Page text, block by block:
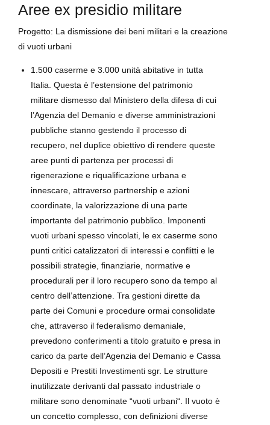
Aree ex presidio militare
Progetto: La dismissione dei beni militari e la creazione
di vuoti urbani
1.500 caserme e 3.000 unità abitative in tutta
Italia. Questa è l’estensione del patrimonio
militare dismesso dal Ministero della difesa di cui
l’Agenzia del Demanio e diverse amministrazioni
pubbliche stanno gestendo il processo di
recupero, nel duplice obiettivo di rendere queste
aree punti di partenza per processi di
rigenerazione e riqualificazione urbana e
innescare, attraverso partnership e azioni
coordinate, la valorizzazione di una parte
importante del patrimonio pubblico. Imponenti
vuoti urbani spesso vincolati, le ex caserme sono
punti critici catalizzatori di interessi e conflitti e le
possibili strategie, finanziarie, normative e
procedurali per il loro recupero sono da tempo al
centro dell’attenzione. Tra gestioni dirette da
parte dei Comuni e procedure ormai consolidate
che, attraverso il federalismo demaniale,
prevedono conferimenti a titolo gratuito e presa in
carico da parte dell’Agenzia del Demanio e Cassa
Depositi e Prestiti Investimenti sgr. Le strutture
inutilizzate derivanti dal passato industriale o
militare sono denominate “vuoti urbani“. Il vuoto è
un concetto complesso, con definizioni diverse